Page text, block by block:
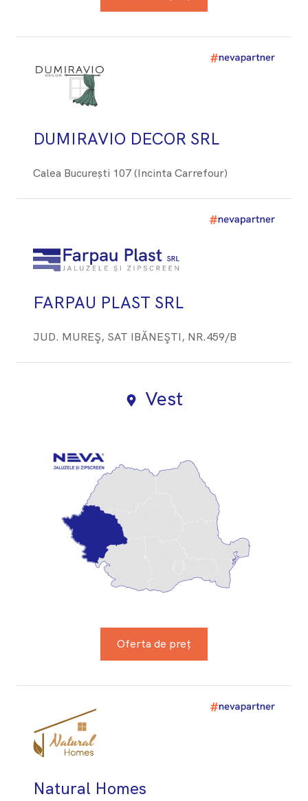
DUMIRAVIO DECOR SRL
Calea București 107 (Incinta Carrefour)
FARPAU PLAST SRL
JUD. MUREŞ, SAT IBĂNEŞTI, NR.459/B
Vest
Oferta de preț
Natural Homes